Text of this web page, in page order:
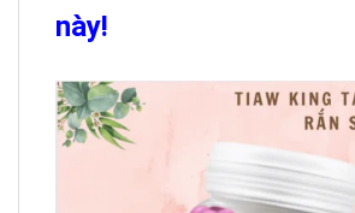
này!